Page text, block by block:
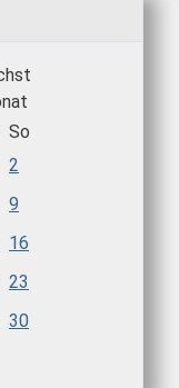
So
2
9
16
23
30